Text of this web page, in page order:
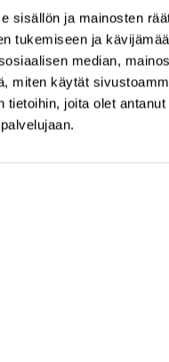
sisällön ja mainosten
tukemiseen ja
median,
miten käytät
joita olet